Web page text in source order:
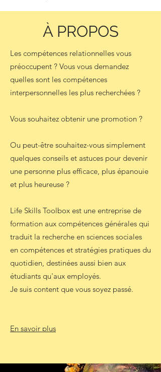
À PROPOS
Les compétences relationnelles vous
préoccupent ? Vous vous demandez
quelles sont les compétences
interpersonnelles les plus recherchées ?
Vous souhaitez obtenir une promotion ?
Ou peut-être souhaitez-vous simplement
quelques conseils et astuces pour devenir
une personne plus efficace, plus épanouie
et plus heureuse ?
Life Skills Toolbox est une entreprise de
formation aux compétences générales qui
traduit la recherche en sciences sociales
en compétences et stratégies pratiques du
quotidien, destinées aussi bien aux
étudiants qu'aux employés.
Je suis content que vous soyez passé.
En savoir plus